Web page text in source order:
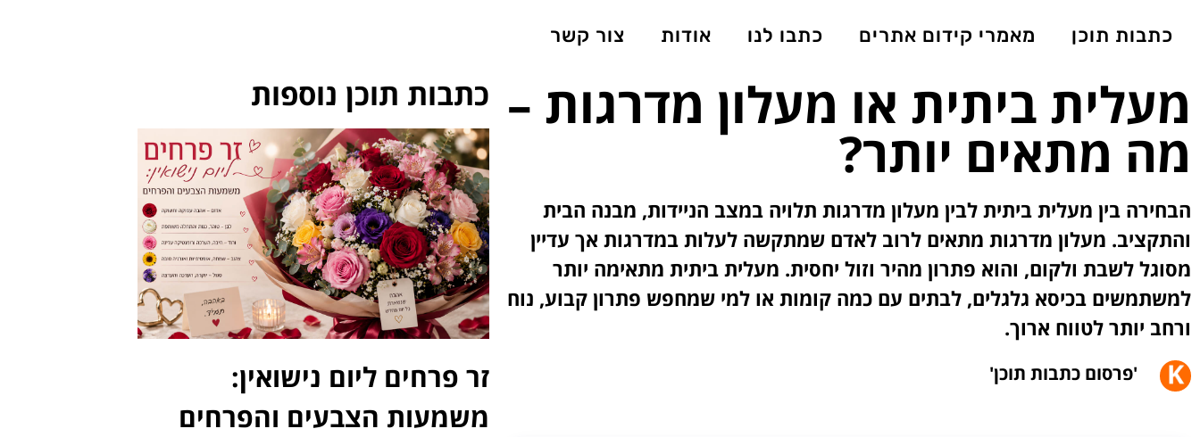
כתבות תוכן מאמרי קידום אתרים כתבו לנו אודות צור קשר
מעלית ביתית או מעלון מדרגות –
מה מתאים יותר?
הבחירה בין מעלית ביתית לבין מעלון מדרגות תלויה במצב הניידות, מבנה הבית
והתקציב. מעלון מדרגות מתאים לרוב לאדם שמתקשה לעלות במדרגות אך עדיין
מסוגל לשבת ולקום, והוא פתרון מהיר וזול יחסית. מעלית ביתית מתאימה יותר
למשתמשים בכיסא גלגלים, לבתים עם כמה קומות או למי שמחפש פתרון קבוע, נוח
ורחב יותר לטווח ארוך.
'פרסום כתבות תוכן'
כתבות תוכן נוספות
זר פרחים ליום נישואין:
משמעות הצבעים והפרחים